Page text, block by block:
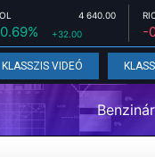
4 640.00
+32.00 -
KLASSZIS VIDEÓ